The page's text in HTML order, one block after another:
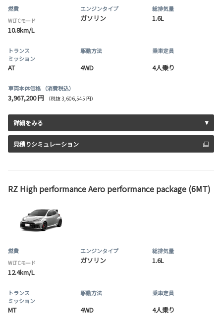
燃費
WLTCモード
10.8km/L
エンジンタイプ
ガソリン
総排気量
1.6L
トランス
ミッション
AT
駆動方法
4WD
乗車定員
4人乗り
車両本体価格 （消費税込）
3,967,200 円 （税抜 3,606,545 円）
詳細をみる
見積りシミュレーション
RZ High performance Aero performance package (6MT)
燃費
WLTCモード
12.4km/L
エンジンタイプ
ガソリン
総排気量
1.6L
トランス
ミッション
MT
駆動方法
4WD
乗車定員
4人乗り